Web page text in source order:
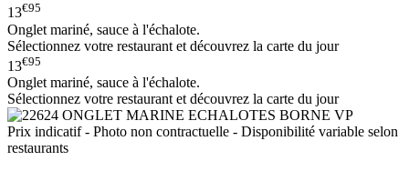
13€95
Onglet mariné, sauce à l'échalote.
Sélectionnez votre restaurant et découvrez la carte du jour
13€95
Onglet mariné, sauce à l'échalote.
Sélectionnez votre restaurant et découvrez la carte du jour
Prix indicatif - Photo non contractuelle - Disponibilité variable selon
restaurants